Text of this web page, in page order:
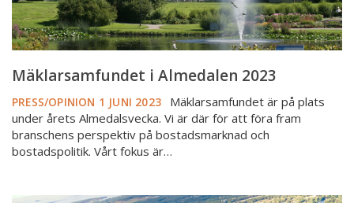
Mäklarsamfundet i Almedalen 2023
PRESS/OPINION 1 JUNI 2023
Mäklarsamfundet är på plats
under årets Almedalsvecka. Vi är där för att föra fram
branschens perspektiv på bostadsmarknad och
bostadspolitik. Vårt fokus är…
Mäklarsamfundet